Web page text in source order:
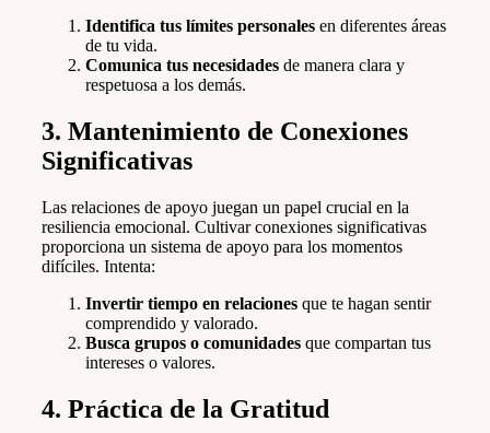
Identifica tus límites personales en diferentes áreas
de tu vida.
Comunica tus necesidades de manera clara y
respetuosa a los demás.
3. Mantenimiento de Conexiones
Significativas
Las relaciones de apoyo juegan un papel crucial en la
resiliencia emocional. Cultivar conexiones significativas
proporciona un sistema de apoyo para los momentos
difíciles. Intenta:
Invertir tiempo en relaciones que te hagan sentir
comprendido y valorado.
Busca grupos o comunidades que compartan tus
intereses o valores.
4. Práctica de la Gratitud